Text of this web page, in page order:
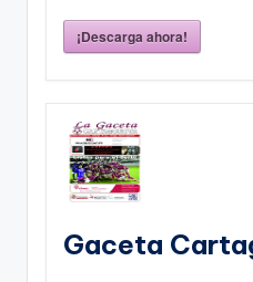
¡Descarga ahora!
Gaceta